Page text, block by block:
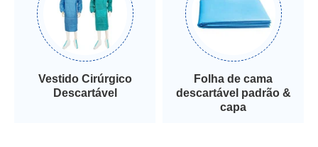
Vestido Cirúrgico
Descartável
Folha de cama
descartável padrão &
capa